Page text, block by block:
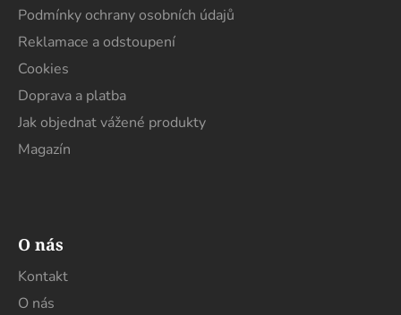
Podmínky ochrany osobních údajů
Reklamace a odstoupení
Cookies
Doprava a platba
Jak objednat vážené produkty
Magazín
O nás
Kontakt
O nás